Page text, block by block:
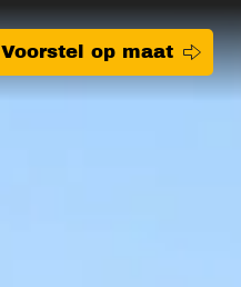
Voorstel op maat